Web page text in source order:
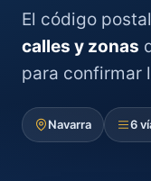
El código postal
calles y zonas
para confirmar
Navarra 6